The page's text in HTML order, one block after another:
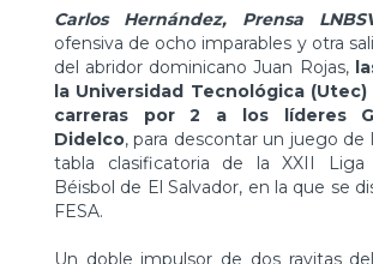
Carlos Hernández, Prensa
ofensiva de ocho imparables y otra
del abridor dominicano Juan Rojas,
la Universidad Tecnológica
carreras por 2 a los líderes
Didelco, para descontar un juego de
tabla clasificatoria de la XXII Liga
Béisbol de El Salvador, en la que se
FESA.
Un doble impulsor de dos rayitas